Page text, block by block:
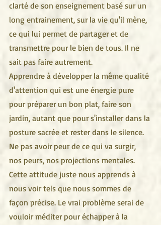
clarté de son enseignement basé sur un
long entrainement, sur la vie qu'il mène,
ce qui lui permet de partager et de
transmettre pour le bien de tous. Il ne
sait pas faire autrement.
Apprendre à développer la même qualité
d'attention qui est une énergie pure
pour préparer un bon plat, faire son
jardin, autant que pour s'installer dans la
posture sacrée et rester dans le silence.
Ne pas avoir peur de ce qui va surgir,
nos peurs, nos projections mentales.
Cette attitude juste nous apprends à
nous voir tels que nous sommes de
façon précise. Le vrai problème serai de
vouloir méditer pour échapper à la